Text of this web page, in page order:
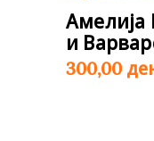
Амелија
и
300,00